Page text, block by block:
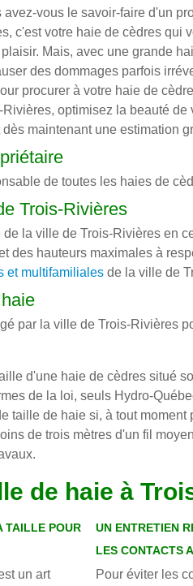
vous le savoir-faire d'un
c'est votre haie de cèdres
Mais, avec une grande
des dommages parfois
procurer à votre haie de
optimisez la beauté
maintenant une estimation
de toutes les haies de
Trois-Rivières
de la ville de Trois-Rivières en
des hauteurs maximales à
et multifamiliales de la ville de
par la ville de Trois-Rivières
d'une haie de cèdres situé
de la loi, seuls Hydro-
taille de haie si, à tout
de trois mètres d'un fil
de haie à
TAILLE POUR
un art
UN ENTRETIEN
LES CONTACTS
Pour éviter les